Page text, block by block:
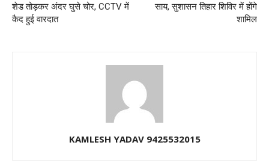
शेड तोड़कर अंदर घुसे चोर, CCTV में
कैद हुई वारदात
साय, सुशासन तिहार शिविर में होंगे
शामिल
KAMLESH YADAV 9425532015